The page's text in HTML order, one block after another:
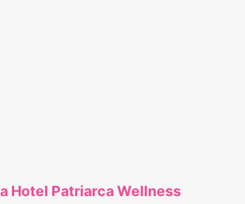
Hotel Patriarca Wellness